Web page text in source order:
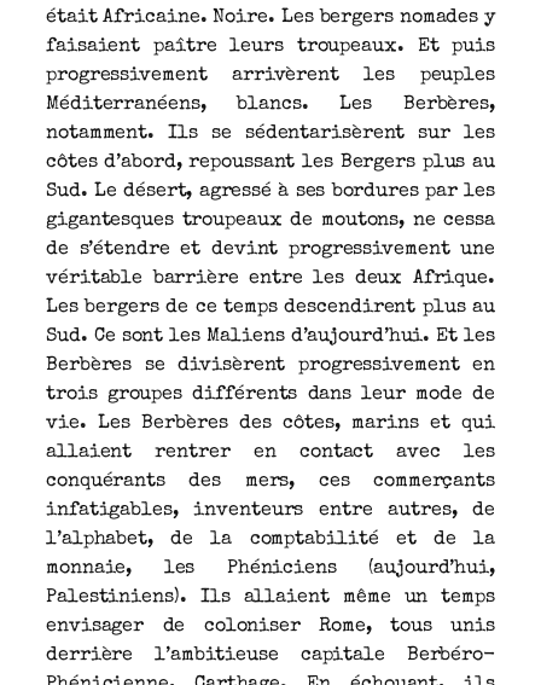
était Africaine. Noire. Les bergers nomades y
faisaient paître leurs troupeaux. Et puis
progressivement arrivèrent les peuples
Méditerranéens, blancs. Les Berbères,
notamment. Ils se sédentarisèrent sur les
côtes d’abord, repoussant les Bergers plus au
Sud. Le désert, agressé à ses bordures par les
gigantesques troupeaux de moutons, ne cessa
de s’étendre et devint progressivement une
véritable barrière entre les deux Afrique.
Les bergers de ce temps descendirent plus au
Sud. Ce sont les Maliens d’aujourd’hui. Et les
Berbères se divisèrent progressivement en
trois groupes différents dans leur mode de
vie. Les Berbères des côtes, marins et qui
allaient rentrer en contact avec les
conquérants des mers, ces commerçants
infatigables, inventeurs entre autres, de
l’alphabet, de la comptabilité et de la
monnaie, les Phéniciens (aujourd’hui,
Palestiniens). Ils allaient même un temps
envisager de coloniser Rome, tous unis
derrière l’ambitieuse capitale Berbéro-